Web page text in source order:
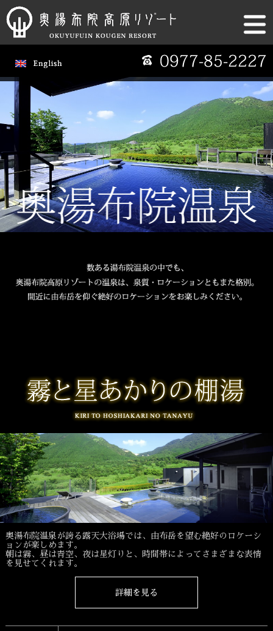
奥湯布院温泉が誇る露天大浴場では、由布岳を望む絶好のロケーシ
ョンが楽しめます。
朝は霧、昼は青空、夜は星灯りと、時間帯によってさまざまな表情
を見せてくれます。
詳細を見る